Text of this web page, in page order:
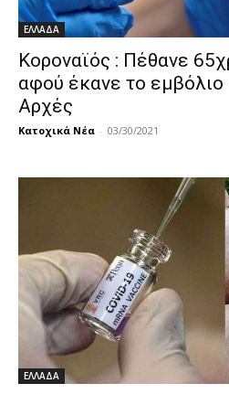
ΕΛΛΑΔΑ
Κοροναϊός : Πέθανε
αφού έκανε το εμβόλιο
Αρχές
Κατοχικά Νέα - 03/30/2021
ΕΛΛΑΔΑ